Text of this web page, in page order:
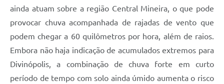
ainda atuam sobre a região Central Mineira, o que pode
provocar chuva acompanhada de rajadas de vento que
podem chegar a 60 quilômetros por hora, além de raios.
Embora não haja indicação de acumulados extremos para
Divinópolis, a combinação de chuva forte em curto
período de tempo com solo ainda úmido aumenta o risco